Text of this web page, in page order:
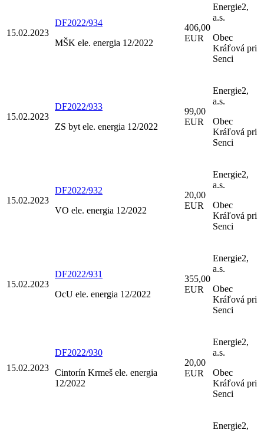
15.02.2023
DF2022/934
MŠK ele. energia 12/2022
406,00
EUR
Energie2,
a.s.
Obec
Kráľová pri
Senci
15.02.2023
DF2022/933
ZS byt ele. energia 12/2022
99,00
EUR
Energie2,
a.s.
Obec
Kráľová pri
Senci
15.02.2023
DF2022/932
VO ele. energia 12/2022
20,00
EUR
Energie2,
a.s.
Obec
Kráľová pri
Senci
15.02.2023
DF2022/931
OcU ele. energia 12/2022
355,00
EUR
Energie2,
a.s.
Obec
Kráľová pri
Senci
15.02.2023
DF2022/930
Cintorín Krmeš ele. energia
12/2022
20,00
EUR
Energie2,
a.s.
Obec
Kráľová pri
Senci
Energie2,